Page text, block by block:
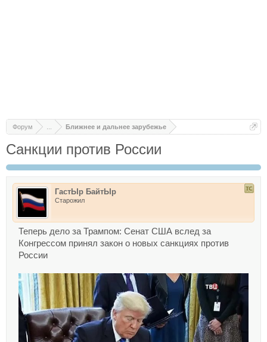
Форум Ближнее и дальнее зарубежье
Санкции против России
ГастЫр БайтЫр
Старожил
Теперь дело за Трампом: Сенат США вслед за
Конгрессом принял закон о новых санкциях против
России